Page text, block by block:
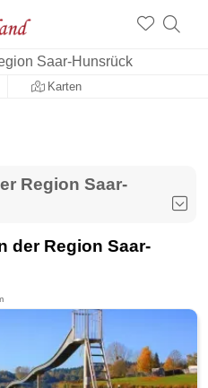
Saar-Hunsrück
Karten
Region Saar-
der Region Saar-